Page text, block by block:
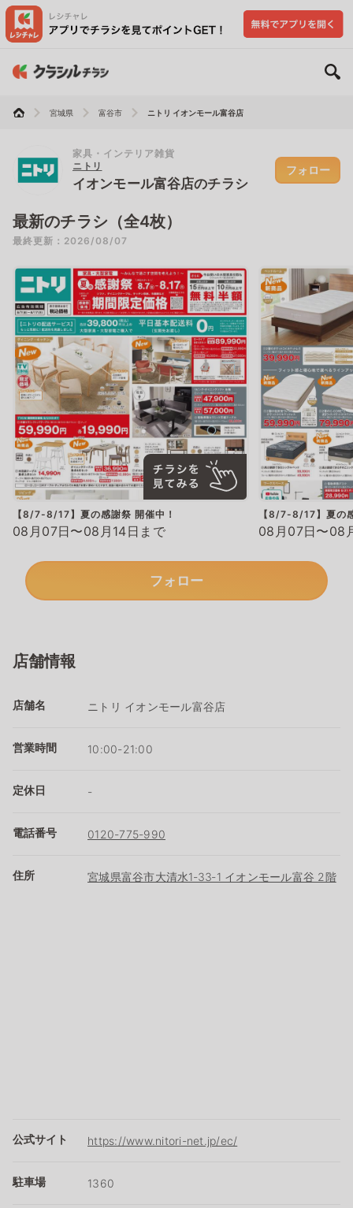
宮城県 富谷市 ニトリ イオンモール富谷店
家具・インテリア雑貨
ニトリ
イオンモール富谷店のチラシ
フォロー
最新のチラシ（全4枚）
最終更新：2026/08/07
【8/7-8/17】夏の感謝祭 開催中！
08月07日〜08月14日まで
【8/7-8/17】夏の
08月07日〜08
フォロー
店舗情報
店舗名 ニトリ イオンモール富谷店
営業時間 10:00-21:00
定休日 -
電話番号 0120-775-990
住所 宮城県富谷市大清水1‐33‐1 イオンモール富谷 2階
公式サイト https://www.nitori-net.jp/ec/
駐車場 1360